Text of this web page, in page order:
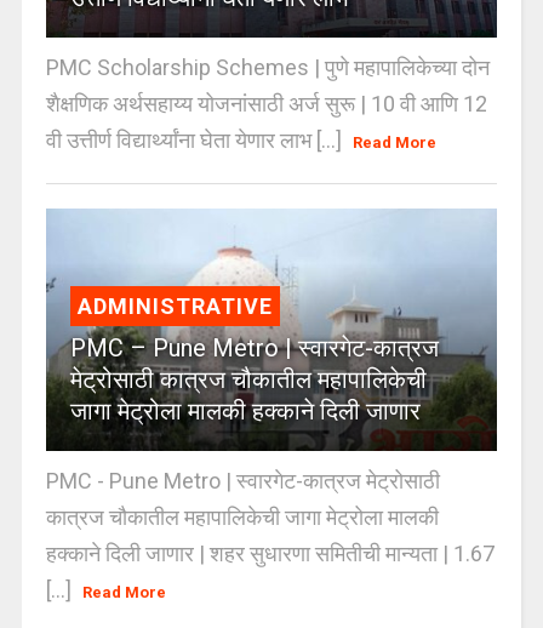
PMC Scholarship Schemes | पुणे महापालिकेच्या दोन
शैक्षणिक अर्थसहाय्य योजनांसाठी अर्ज सुरू | 10 वी आणि 12
वी उत्तीर्ण विद्यार्थ्यांना घेता येणार लाभ [...]
Read More
ADMINISTRATIVE
PMC – Pune Metro | स्वारगेट-कात्रज
मेट्रोसाठी कात्रज चौकातील महापालिकेची
जागा मेट्रोला मालकी हक्काने दिली जाणार
PMC - Pune Metro | स्वारगेट-कात्रज मेट्रोसाठी
कात्रज चौकातील महापालिकेची जागा मेट्रोला मालकी
हक्काने दिली जाणार | शहर सुधारणा समितीची मान्यता | 1.67
[...]
Read More